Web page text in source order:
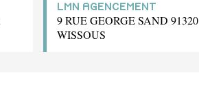
LMN AGENCEMENT
9 RUE GEORGE SAND 91320
WISSOUS